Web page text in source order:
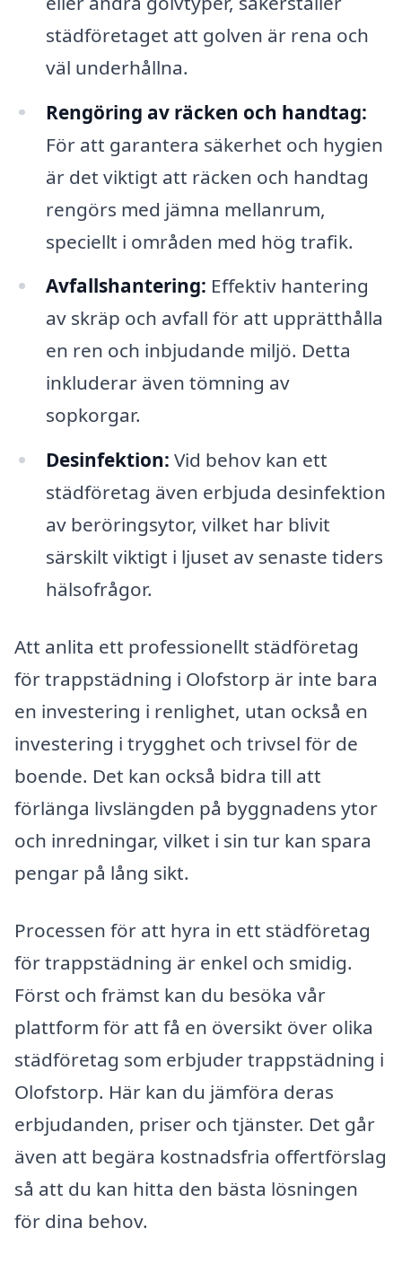
städföretaget att golven är rena och
väl underhållna.
Rengöring av räcken och handtag:
För att garantera säkerhet och hygien
är det viktigt att räcken och handtag
rengörs med jämna mellanrum,
speciellt i områden med hög trafik.
Avfallshantering: Effektiv hantering
av skräp och avfall för att upprätthålla
en ren och inbjudande miljö. Detta
inkluderar även tömning av
sopkorgar.
Desinfektion: Vid behov kan ett
städföretag även erbjuda desinfektion
av beröringsytor, vilket har blivit
särskilt viktigt i ljuset av senaste tiders
hälsofrågor.
Att anlita ett professionellt städföretag
för trappstädning i Olofstorp är inte bara
en investering i renlighet, utan också en
investering i trygghet och trivsel för de
boende. Det kan också bidra till att
förlänga livslängden på byggnadens ytor
och inredningar, vilket i sin tur kan spara
pengar på lång sikt.
Processen för att hyra in ett städföretag
för trappstädning är enkel och smidig.
Först och främst kan du besöka vår
plattform för att få en översikt över olika
städföretag som erbjuder trappstädning i
Olofstorp. Här kan du jämföra deras
erbjudanden, priser och tjänster. Det går
även att begära kostnadsfria offertförslag
så att du kan hitta den bästa lösningen
för dina behov.